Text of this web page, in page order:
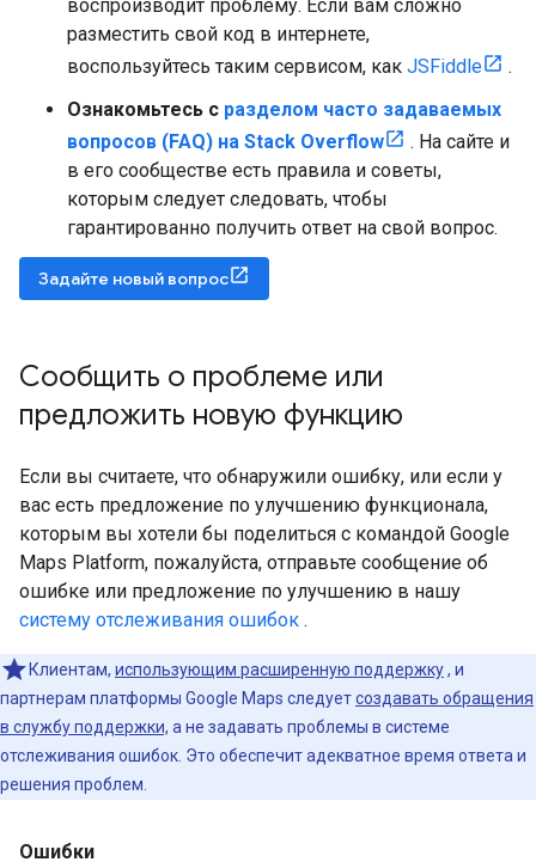
воспроизводит проблему. Если вам сложно
разместить свой код в интернете,
воспользуйтесь таким сервисом, как JSFiddle
.
Ознакомьтесь с разделом часто задаваемых
вопросов (FAQ) на Stack Overflow
. На сайте и
в его сообществе есть правила и советы,
которым следует следовать, чтобы
гарантированно получить ответ на свой вопрос.
Задайте новый вопрос
Сообщить о проблеме или
предложить новую функцию
Если вы считаете, что обнаружили ошибку, или если у
вас есть предложение по улучшению функционала,
которым вы хотели бы поделиться с командой Google
Maps Platform, пожалуйста, отправьте сообщение об
ошибке или предложение по улучшению в нашу
систему отслеживания ошибок .
Клиентам, использующим расширенную поддержку, и
партнерам платформы Google Maps следуетсоздавать обращения
в службу поддержки, а не задавать проблемы в системе
отслеживания ошибок. Это обеспечит адекватное время ответа и
решения проблем.
Ошибки